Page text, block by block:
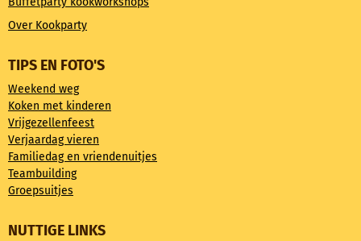
Over Kookparty
TIPS EN FOTO'S
Weekend weg
Koken met kinderen
Vrijgezellenfeest
Verjaardag vieren
Familiedag en vriendenuitjes
Teambuilding
Groepsuitjes
NUTTIGE LINKS